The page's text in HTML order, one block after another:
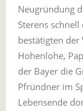
Neugründung
Sterens
bestätigten
Hohenlohe,
der Bayer die
Pfründner im
Lebensende